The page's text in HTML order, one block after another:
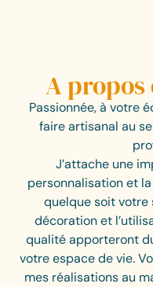
A propos
Passionnée, à votre
faire artisanal au
J’attache une
personnalisation et
quelque soit votre
décoration et
qualité apporteront
votre espace de vie.
mes réalisations au